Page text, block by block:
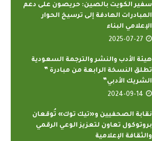
سفير الكويت بالصين: حريصون على دعم
المبادرات الهادفة إلى ترسيخ الحوار
الإعلامي البناء
2025-07-27
هيئة الأدب والنشر والترجمة السعودية
تطلق النسخة الرابعة من مبادرة ”
الشريك الأدبي”
2024-09-14
نقابة الصحفيين و«تيك توك» تُوقعان
بروتوكول تعاون لتعزيز الوعي الرقمي
والثقافة الإعلامية